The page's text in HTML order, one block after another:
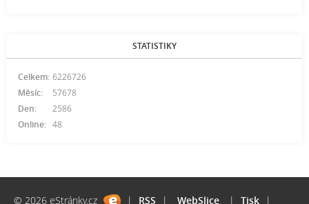
STATISTIKY
Online: 48
Celkem: 6226726
Měsíc:
57678
Den:
2586
© 2026 eStránky.cz | RSS | WebSlice | Tisk |